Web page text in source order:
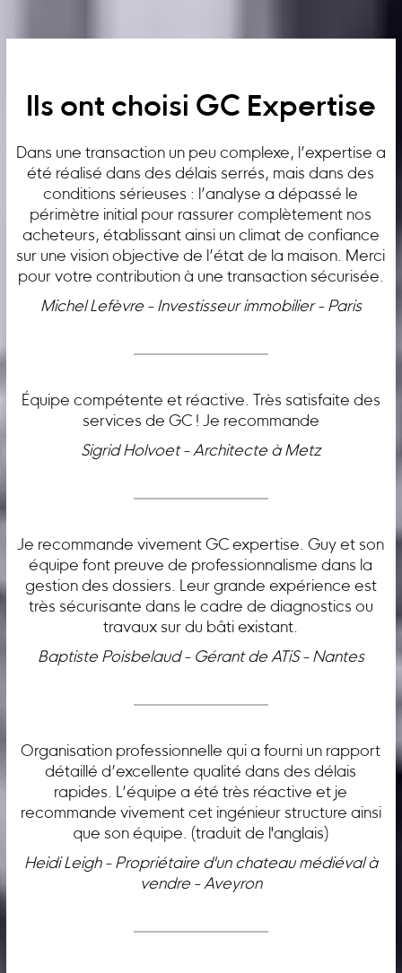
Ils ont choisi GC Expertise
Dans une transaction un peu complexe, l’expertise a
été réalisé dans des délais serrés, mais dans des
conditions sérieuses : l’analyse a dépassé le
périmètre initial pour rassurer complètement nos
acheteurs, établissant ainsi un climat de confiance
sur une vision objective de l’état de la maison. Merci
pour votre contribution à une transaction sécurisée.
Michel Lefèvre - Investisseur immobilier - Paris
Équipe compétente et réactive. Très satisfaite des
services de GC ! Je recommande
Sigrid Holvoet - Architecte à Metz
Je recommande vivement GC expertise. Guy et son
équipe font preuve de professionnalisme dans la
gestion des dossiers. Leur grande expérience est
très sécurisante dans le cadre de diagnostics ou
travaux sur du bâti existant.
Baptiste Poisbelaud - Gérant de ATiS - Nantes
Organisation professionnelle qui a fourni un rapport
détaillé d’excellente qualité dans des délais
rapides. L’équipe a été très réactive et je
recommande vivement cet ingénieur structure ainsi
que son équipe. (traduit de l'anglais)
Heidi Leigh - Propriétaire d'un chateau médiéval à
vendre - Aveyron